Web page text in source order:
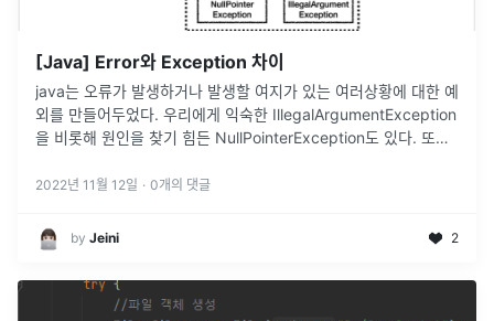
[Java] Error와 Exception 차이
java는 오류가 발생하거나 발생할 여지가 있는 여러상황에 대한 예
외를 만들어두었다. 우리에게 익숙한 IllegalArgumentException
을 비롯해 원인을 찾기 힘든 NullPointerException도 있다. 또한,
2022년 11월 12일 · 0개의 댓글
by Jeini 2